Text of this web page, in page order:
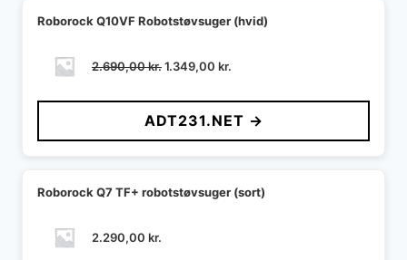
Roborock Q10VF Robotstøvsuger (hvid)
2.690,00kr.Den
pris
var:
2.690,00 kr..
1.349,00 kr.
pris
er:
1.349,00 kr..
ADT231.NET →
Roborock Q7 TF+ robotstøvsuger (sort)
2.290,00 kr.